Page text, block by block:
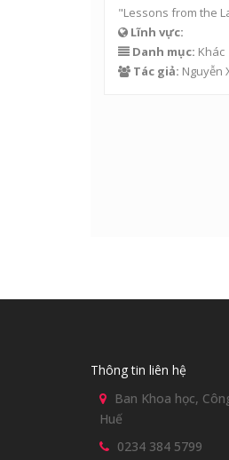
"Lessons from the
Lĩnh vực:
Danh mục: Khác
Tác giả: Nguyễn
Thông tin liên hệ
Ban Khoa học,
Huế
0234 384 5799